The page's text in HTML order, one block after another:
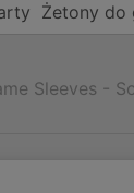
Żetony do
Sleeves -